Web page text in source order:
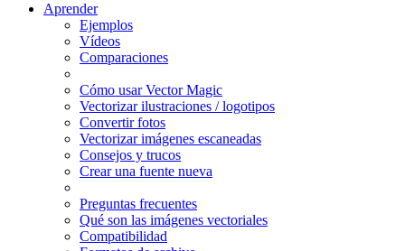
Aprender
Ejemplos
Vídeos
Comparaciones
Cómo usar Vector Magic
Vectorizar ilustraciones / logotipos
Convertir fotos
Vectorizar imágenes escaneadas
Consejos y trucos
Crear una fuente nueva
Preguntas frecuentes
Qué son las imágenes vectoriales
Compatibilidad